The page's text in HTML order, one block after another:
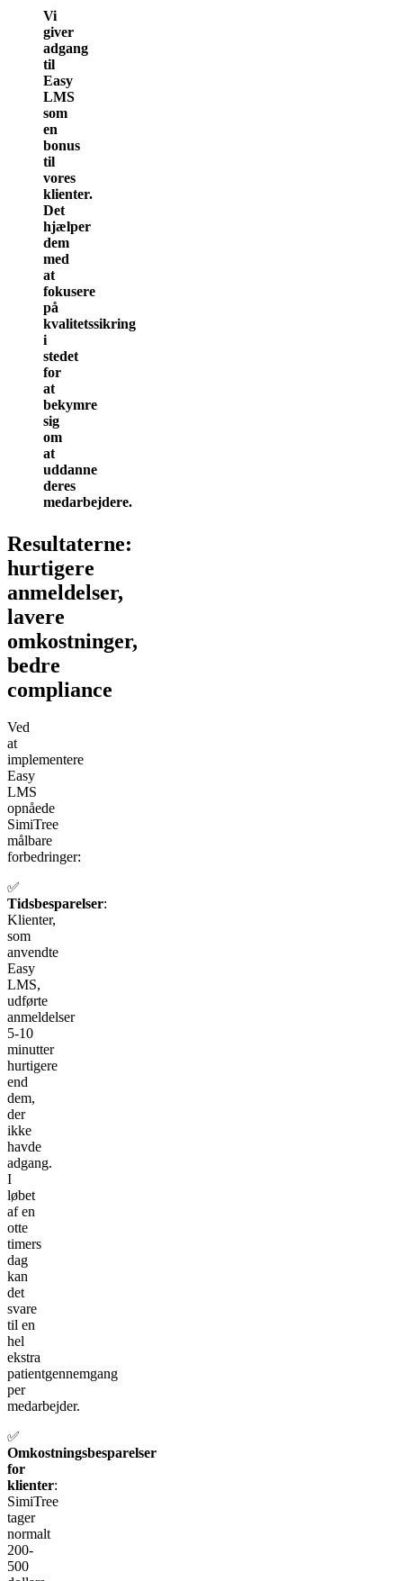
Vi
giver
adgang
til
Easy
LMS
som
en
bonus
til
vores
klienter.
Det
hjælper
dem
med
at
fokusere
på
kvalitetssikring
i
stedet
for
at
bekymre
sig
om
at
uddanne
deres
medarbejdere.
Resultaterne:
hurtigere
anmeldelser,
lavere
omkostninger,
bedre
compliance
Ved
at
implementere
Easy
LMS
opnåede
SimiTree
målbare
forbedringer:
✅
Tidsbesparelser:
Klienter,
som
anvendte
Easy
LMS,
udførte
anmeldelser
5-10
minutter
hurtigere
end
dem,
der
ikke
havde
adgang.
I
løbet
af en
otte
timers
dag
kan
det
svare
til en
hel
ekstra
patientgennemgang
per
medarbejder.
✅
Omkostningsbesparelser
for
klienter:
SimiTree
tager
normalt
200-
500